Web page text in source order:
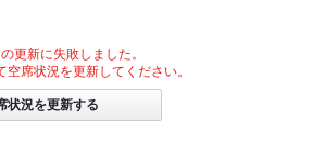
更新に失敗しました。
席状況を更新してください。
状況を更新する